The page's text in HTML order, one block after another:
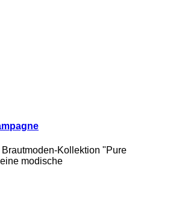
Kollektion "Pure
modische